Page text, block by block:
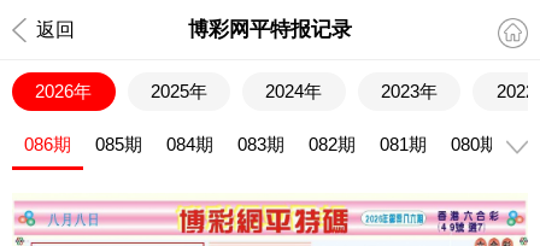
返回 博彩网平特报记录
2026年 2025年 2024年 2023年 2022
086期 085期 084期 083期 082期 081期 080期